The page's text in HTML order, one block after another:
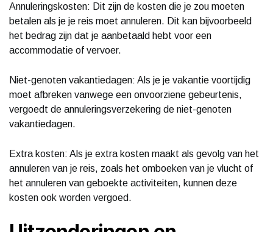
Annuleringskosten: Dit zijn de kosten die je zou moeten
betalen als je je reis moet annuleren. Dit kan bijvoorbeeld
het bedrag zijn dat je aanbetaald hebt voor een
accommodatie of vervoer.
Niet-genoten vakantiedagen: Als je je vakantie voortijdig
moet afbreken vanwege een onvoorziene gebeurtenis,
vergoedt de annuleringsverzekering de niet-genoten
vakantiedagen.
Extra kosten: Als je extra kosten maakt als gevolg van het
annuleren van je reis, zoals het omboeken van je vlucht of
het annuleren van geboekte activiteiten, kunnen deze
kosten ook worden vergoed.